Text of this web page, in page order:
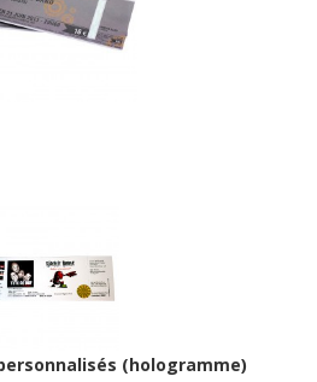
(hologramme)